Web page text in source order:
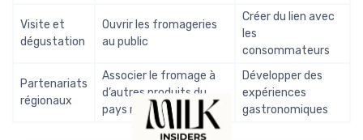
Visite et
dégustation
Ouvrir les fromageries
au public
Créer du lien avec
les
consommateurs
Partenariats
régionaux
Associer le fromage à
d’autres produits du
pays nantais
Développer des
expériences
gastronomiques